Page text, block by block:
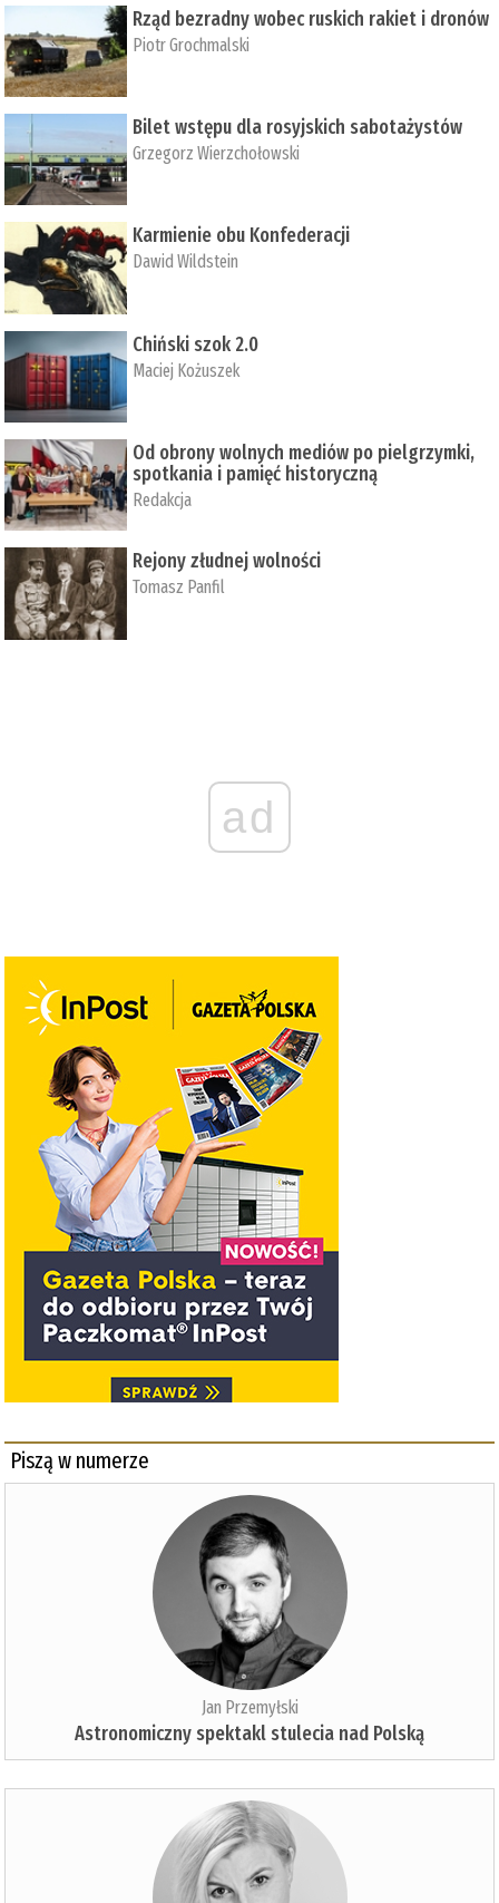
Rząd bezradny wobec ruskich rakiet i dronów
Piotr Grochmalski
Bilet wstępu dla rosyjskich sabotażystów
Grzegorz Wierzchołowski
Karmienie obu Konfederacji
Dawid Wildstein
Chiński szok 2.0
Maciej Kożuszek
Od obrony wolnych mediów po pielgrzymki,
spotkania i pamięć historyczną
Redakcja
Rejony złudnej wolności
Tomasz Panfil
ad
Piszą w numerze
Jan Przemyłski
Astronomiczny spektakl stulecia nad Polską